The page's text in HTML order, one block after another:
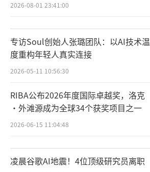
2026-08-01 23:41:00
专访Soul创始人张璐团队：以AI技术温
度重构年轻人真实连接
2026-05-11 10:56:30
RIBA公布2026年度国际卓越奖，洛克
·外滩源成为全球34个获奖项目之一
2026-06-15 11:04:48
凌晨谷歌AI地震！4位顶级研究员离职